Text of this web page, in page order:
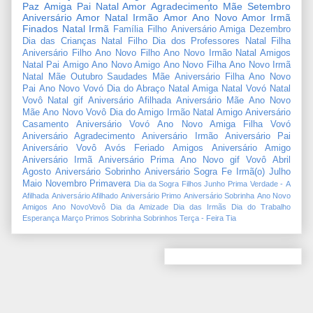
Paz Amiga Pai Natal Amor Agradecimento Mãe Setembro
Aniversário Amor Natal Irmão Amor Ano Novo Amor Irmã
Finados Natal Irmã Família Filho Aniversário Amiga Dezembro
Dia das Crianças
Natal Filho Dia dos Professores
Natal Filha
Aniversário Filho Ano Novo Filho Ano Novo Irmão Natal Amigos
Natal Pai Amigo Ano Novo Amigo Ano Novo Filha Ano Novo Irmã
Natal Mãe Outubro Saudades Mãe Aniversário Filha Ano Novo
Pai Ano Novo Vovó Dia do Abraço Natal Amiga Natal Vovó Natal
Vovô
Natal gif Aniversário Afilhada Aniversário Mãe Ano Novo
Mãe Ano Novo Vovô Dia do Amigo Irmão Natal Amigo Aniversário
Casamento
Aniversário Vovó Ano Novo Amiga Filha
Vovó
Aniversário Agradecimento
Aniversário Irmão
Aniversário Pai
Aniversário Vovô
Avós Feriado Amigos
Aniversário Amigo
Aniversário Irmã
Aniversário Prima Ano Novo gif Vovô
Abril
Agosto Aniversário Sobrinho Aniversário Sogra Fe Irmã(o) Julho
Maio Novembro Primavera Dia da Sogra Filhos Junho Prima Verdade - A
Afilhada Aniversário Afilhado Aniversário Primo Aniversário Sobrinha Ano Novo
Amigos
Ano NovoVovô Dia da Amizade Dia das Irmãs
Dia do Trabalho
Esperança Março Primos Sobrinha Sobrinhos Terça - Feira Tia